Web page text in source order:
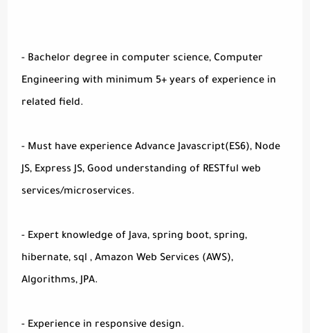
- Bachelor degree in computer science, Computer
Engineering with minimum 5+ years of experience in
related field.
- Must have experience Advance Javascript(ES6), Node
JS, Express JS, Good understanding of RESTful web
services/microservices.
- Expert knowledge of Java, spring boot, spring,
hibernate, sql , Amazon Web Services (AWS),
Algorithms, JPA.
- Experience in responsive design.